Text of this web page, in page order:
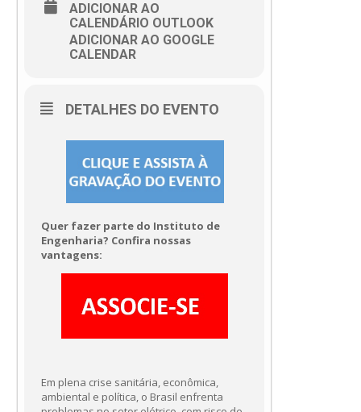
ADICIONAR AO
CALENDÁRIO OUTLOOK
ADICIONAR AO GOOGLE
CALENDAR
DETALHES DO EVENTO
Quer fazer parte do Instituto de
Engenharia? Confira nossas
vantagens:
Em plena crise sanitária, econômica,
ambiental e política, o Brasil enfrenta